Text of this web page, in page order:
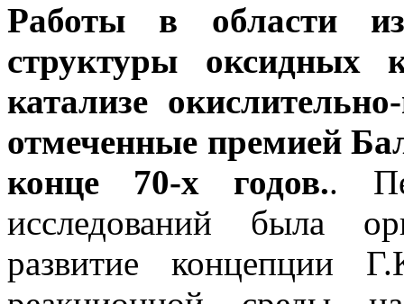
Работы в области
структуры оксидных
катализе
отмеченные премией
конце 70-х годов..
исследований была
развитие концепции